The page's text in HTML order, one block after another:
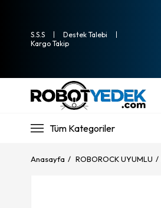
S.S.S
Destek Talebi
Kargo Takip
Tüm Kategoriler
Anasayfa ROBOROCK UYUMLU